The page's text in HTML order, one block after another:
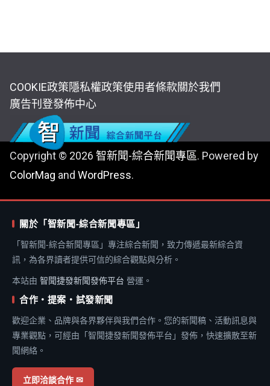
COOKIE政策隱私權政策使用者條款關於我們
廣告刊登發佈中心
Copyright © 2026 智新聞-綜合新聞專區. Powered by
ColorMag and WordPress.
關於「智新聞-綜合新聞專區」
「智新聞-綜合新聞專區」專注綜合新聞，致力傳遞最新綜合資
訊，為各界讀者提供可信的綜合觀點與分析。
本站由 智聞捷發新聞發佈平台 營運。
合作・提案・試發新聞
歡迎企業、品牌與各界夥伴與我們合作。您的新聞稿、活動訊息與
專業觀點，可經由「智聞捷發新聞發佈平台」發佈，快速擴散至新
聞網絡。
立即洽談合作 ✉